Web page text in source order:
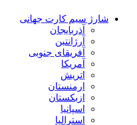
شارژ سیم کارت جهانی
آذربایجان
آرژانتین
آفریقای جنوبی
آمریکا
اتریش
ارمنستان
ازبکستان
اسپانیا
استرالیا